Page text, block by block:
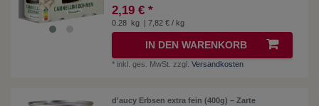
2,19 € *
0.28 kg | 7,82 € / kg
IN DEN WARENKORB
* inkl. ges. MwSt. zzgl.Versandkosten
d'aucy Erbsen extra fein (400g) – Zarte